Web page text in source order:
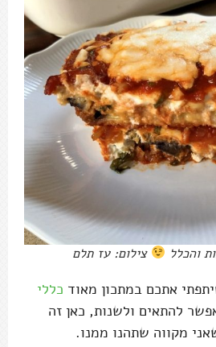
והכלל צילום: עז תלם
אתכם במתכון מאוד כללי
להתאים ולשנות, כאן זה
מקווה שתהנו ממנו.